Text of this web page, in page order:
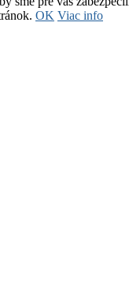
OK Viac info